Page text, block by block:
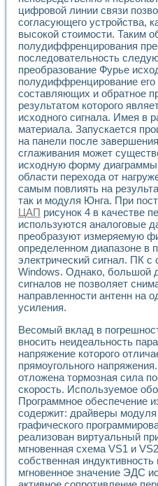
Разработка
Установка для
Исследование
Лабораторный
Микрозондовая
Метод траекторий
Промышленная
Автоматизация
Использование
Исследование
Применение
Разработка
Система
Система сбора
Управление
Разработка
Использование
Оборудование для
Автоматизация
Применение
Исследование
Измерительный
Моделирование
Лабораторные
Автоматизация
Виртуальный
Использование
Использование
Лабораторный
Лабораторный
Лабораторный
Опыт
цифровой линии связи
согласующего устройства,
высокой стоимости. Таким
полудиффренцирования
последовательность
преобразование Фурье
полудиффренцирование его
составляющих и обратное
результатом которого
исходного сигнала. Имея в
материала. Запускается
на панели после
сглаживания может
исходную форму диаграммы
области перехода от
самым повлиять на
так и модуля Юнга. При
ЦАП рисунок 4 в качестве
используются аналоговые
преобразуют измеряемую
определенном диапазоне в
электрический сигнал. ПК с
Windows. Однако, большой
сигналов не позволяет
направленности антенн на
усиления.
Весомый вклад в
вносить неидеальность
напряжение которого
прямоугольного
отложена тормозная сила
скорость. Используемое
Программное обеспечение
содержит: драйверы
графического
реализован виртуальный
мгновенная схема VS1 и
собственная
мгновенное значение ЭДС